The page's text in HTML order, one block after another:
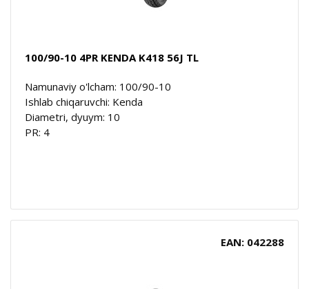
100/90-10 4PR KENDA K418 56J TL
Namunaviy o'lcham: 100/90-10
Ishlab chiqaruvchi: Kenda
Diametri, dyuym: 10
PR: 4
EAN: 042288